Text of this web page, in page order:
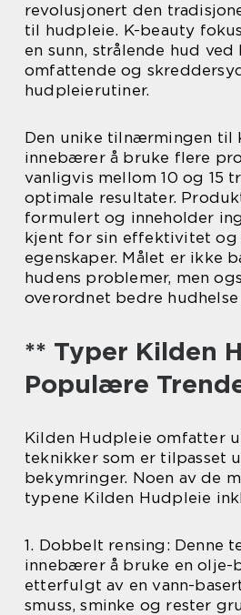
revolusjonert den
til hudpleie. K-beauty
en sunn, strålende hud ved
omfattende og
hudpleierutiner.
Den unike tilnærmingen til
innebærer å bruke flere
vanligvis mellom 10 og 15
optimale resultater.
formulert og inneholder
kjent for sin effektivitet og
egenskaper. Målet er ikke
hudens problemer, men
overordnet bedre
** Typer Kilden
Populære
Kilden Hudpleie omfatter
teknikker som er tilpasset
bekymringer. Noen av de
typene Kilden Hudpleie
1. Dobbelt rensing: Denne
innebærer å bruke en olje-
etterfulgt av en vann-
smuss, sminke og rester